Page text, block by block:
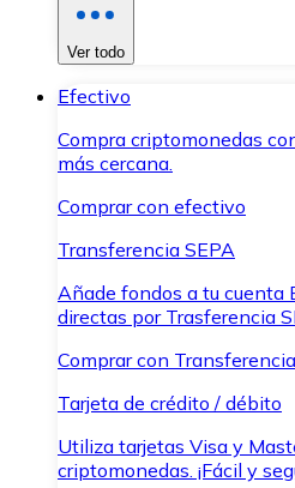
Ver todo
Efectivo
Compra criptomonedas
más cercana.
Comprar con efectivo
Transferencia SEPA
Añade fondos a tu cuenta
directas por Trasferencia
Comprar con Transferencia
Tarjeta de crédito / débito
Utiliza tarjetas Visa y
criptomonedas. ¡Fácil y